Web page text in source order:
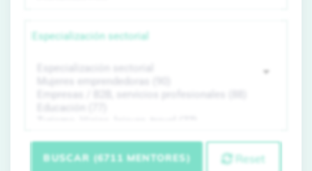
Especialización sectorial
BUSCAR (6711 MENTORES) Reset